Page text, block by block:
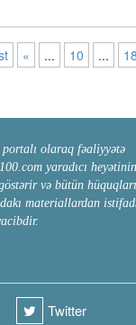
İtaliya, Kanada,
etmiş ölkələrin
« ... 10 ...
olaraq fəaliyyətə
yaradıcı heyətinin
və bütün hüquqları
materiallardan
Twitter